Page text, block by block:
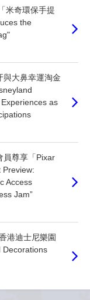
米奇環保手提
the
大鼻幸運淘金
as
員尊享「Pixar
Preview:
Access
Jam”
港迪士尼樂園
Decorations